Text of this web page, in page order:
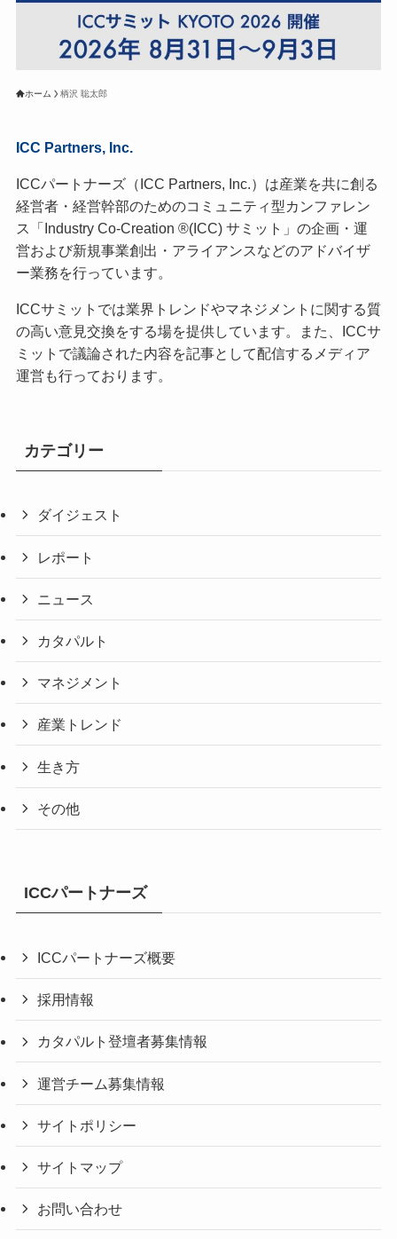
ホーム 柄沢 聡太郎
ICC Partners, Inc.
ICCパートナーズ（ICC Partners, Inc.）は産業を共に創る
経営者・経営幹部のためのコミュニティ型カンファレン
ス「Industry Co-Creation ®(ICC) サミット」の企画・運
営および新規事業創出・アライアンスなどのアドバイザ
ー業務を行っています。
ICCサミットでは業界トレンドやマネジメントに関する質
の高い意見交換をする場を提供しています。また、ICCサ
ミットで議論された内容を記事として配信するメディア
運営も行っております。
カテゴリー
ダイジェスト
レポート
ニュース
カタパルト
マネジメント
産業トレンド
生き方
その他
ICCパートナーズ
ICCパートナーズ概要
採用情報
カタパルト登壇者募集情報
運営チーム募集情報
サイトポリシー
サイトマップ
お問い合わせ